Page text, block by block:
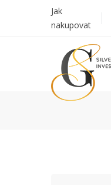
Jak
nakupovat